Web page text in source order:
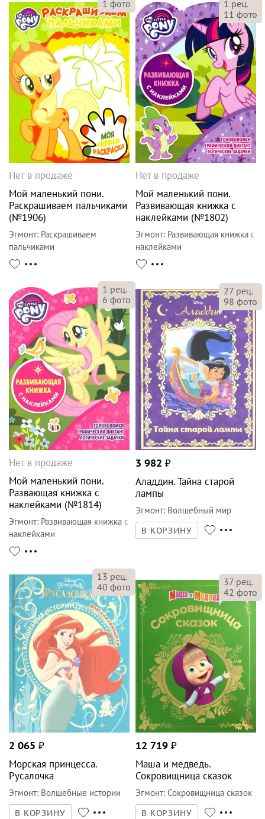
1 фото
Нет в продаже
Мой маленький пони.
Раскрашиваем пальчиками
(№1906)
Эгмонт: Раскрашиваем
пальчиками
1 рец.
11 фото
Нет в продаже
Мой маленький пони.
Развивающая книжка с
наклейками (№1802)
Эгмонт: Развивающая книжка с
наклейками
1 рец.
6 фото
Нет в продаже
Мой маленький пони.
Развающая книжка с
наклейками (№1814)
Эгмонт: Развивающая книжка с
наклейками
27 рец.
98 фото
3 982 ₽
Аладдин. Тайна старой
лампы
Эгмонт: Волшебный мир
В КОРЗИНУ
13 рец.
40 фото
2 065 ₽
Морская принцесса.
Русалочка
Эгмонт: Волшебные истории
В КОРЗИНУ
37 рец.
42 фото
12 719 ₽
Маша и медведь.
Сокровищница сказок
Эгмонт: Сокровищница сказок
В КОРЗИНУ